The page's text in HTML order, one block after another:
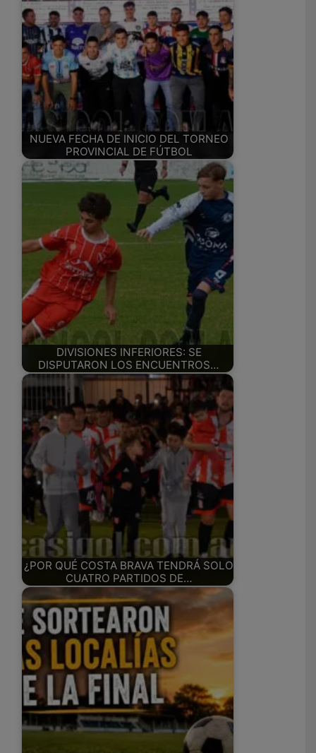
NUEVA FECHA DE INICIO DEL TORNEO
PROVINCIAL DE FÚTBOL
DIVISIONES INFERIORES: SE
DISPUTARON LOS ENCUENTROS…
¿POR QUÉ COSTA BRAVA TENDRÁ SOLO
CUATRO PARTIDOS DE…